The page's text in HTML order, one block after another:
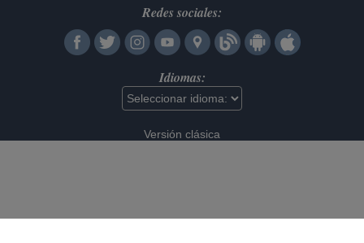
Redes sociales:
Idiomas:
Versión clásica